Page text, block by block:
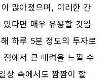
많아졌으며, 이러한 간
다면 매우 유용할 것입
하루 5분 정도의 투자로
에서 큰 매력을 느낄 수
상 속에서도 짬짬이 할